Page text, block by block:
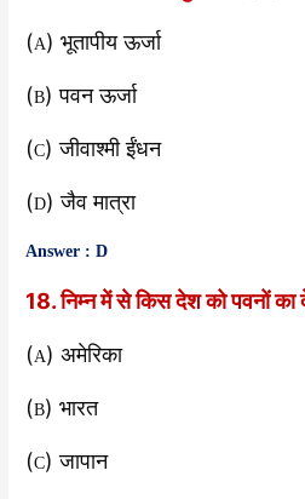
(A) भूतापीय ऊर्जा
(B) पवन ऊर्जा
(C) जीवाश्मी ईंधन
(D) जैव मात्रा
Answer : D
18. निम्न में से किस देश को पवनों का
(A) अमेरिका
(B) भारत
(C) जापान